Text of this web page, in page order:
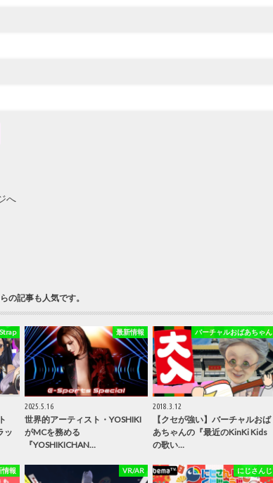
へ
の記事も人気です。
ッ
最新情報
2025.5.16
世界的アーティスト・YOSHIKI
がMCを務める
『YOSHIKICHAN…
バーチャルおばあちゃん
2018.3.12
【クセが強い】バーチャルおば
あちゃんの『最近のKinKi Kids
の歌い…
情報 VR/AR にじさんじ